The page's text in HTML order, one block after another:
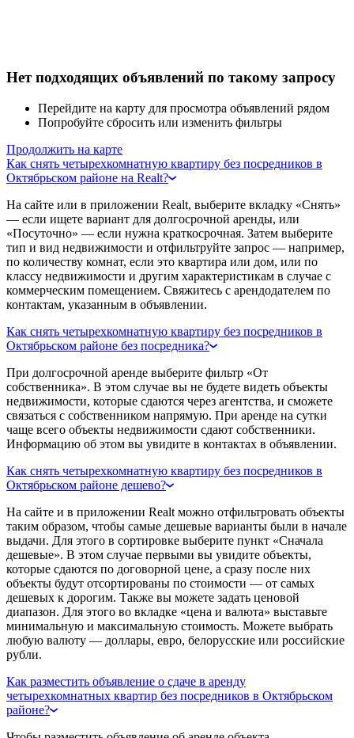
Нет подходящих объявлений по такому запросу
Перейдите на карту для просмотра объявлений рядом
Попробуйте сбросить или изменить фильтры
Продолжить на карте
Как снять четырехкомнатную квартиру без посредников в
Октябрьском районе на Realt?
На сайте или в приложении Realt, выберите вкладку «Снять»
— если ищете вариант для долгосрочной аренды, или
«Посуточно» — если нужна краткосрочная. Затем выберите
тип и вид недвижимости и отфильтруйте запрос — например,
по количеству комнат, если это квартира или дом, или по
классу недвижимости и другим характеристикам в случае с
коммерческим помещением. Свяжитесь с арендодателем по
контактам, указанным в объявлении.
Как снять четырехкомнатную квартиру без посредников в
Октябрьском районе без посредника?
При долгосрочной аренде выберите фильтр «От
собственника». В этом случае вы не будете видеть объекты
недвижимости, которые сдаются через агентства, и сможете
связаться с собственником напрямую. При аренде на сутки
чаще всего объекты недвижимости сдают собственники.
Информацию об этом вы увидите в контактах в объявлении.
Как снять четырехкомнатную квартиру без посредников в
Октябрьском районе дешево?
На сайте и в приложении Realt можно отфильтровать объекты
таким образом, чтобы самые дешевые варианты были в начале
выдачи. Для этого в сортировке выберите пункт «Сначала
дешевые». В этом случае первыми вы увидите объекты,
которые сдаются по договорной цене, а сразу после них
объекты будут отсортированы по стоимости — от самых
дешевых к дорогим. Также вы можете задать ценовой
диапазон. Для этого во вкладке «цена и валюта» выставьте
минимальную и максимальную стоимость. Можете выбрать
любую валюту — доллары, евро, белорусские или российские
рубли.
Как разместить объявление о сдаче в аренду
четырехкомнатных квартир без посредников в Октябрьском
районе?